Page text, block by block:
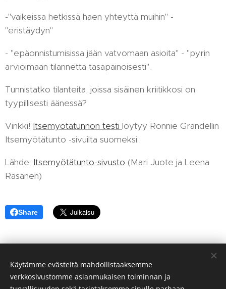
-"vaikeissa hetkissä haen yhteyttä muihin" -
"eristäydyn"
- "epäonnistumisissa jään vatvomaan asioita" - "pyrin
arvioimaan tilannetta tasapainoisesti".
Tunnistatko tilanteita, joissa sisäinen kriitikkosi on
tyypillisesti äänessä?
Vinkki! Itsemyötätunnon testi löytyy Ronnie Grandellin
Itsemyötätunto -sivuilta suomeksi:
Lähde: Itsemyötätunto-sivusto (Mari Juote ja Leena
Räsänen)
Share
©2026 Työnohjaus&Coaching Katja Kiiski. Kaikki oikeudet
pidätetään.
Käytämme evästeitä mahdollistaaksemme
verkkosivustomme asianmukaisen toiminnan ja